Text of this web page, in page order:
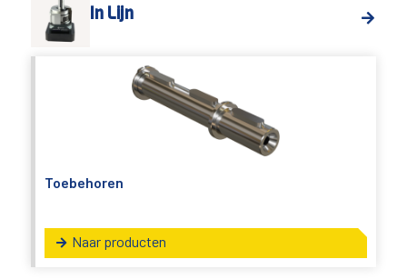
In Lijn
Toebehoren
Naar producten